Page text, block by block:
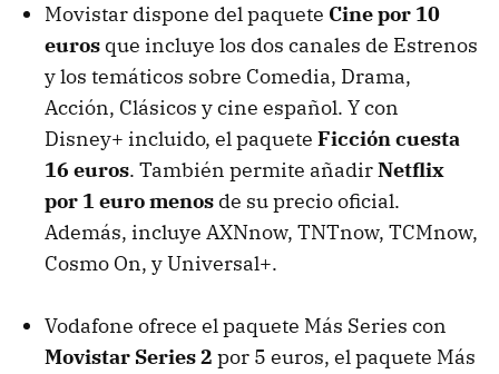
Movistar dispone del paquete Cine por 10
euros que incluye los dos canales de Estrenos
y los temáticos sobre Comedia, Drama,
Acción, Clásicos y cine español. Y con
Disney+ incluido, el paquete Ficción cuesta
16 euros. También permite añadirNetflix
por 1 euro menos de su precio oficial.
Además, incluye AXNnow, TNTnow, TCMnow,
Cosmo On, y Universal+.
Vodafone ofrece el paquete Más Series con
Movistar Series 2 por 5 euros, el paquete Más